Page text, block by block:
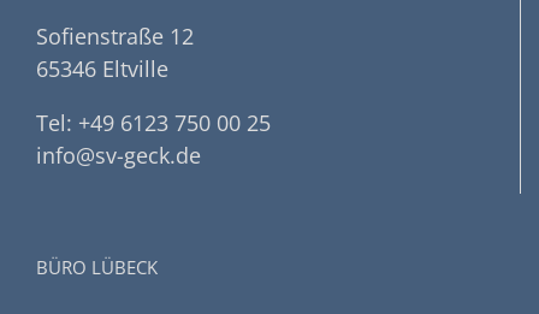
Sofienstraße 12
65346 Eltville
Tel: +49 6123 750 00 25
info@sv-geck.de
BÜRO LÜBECK